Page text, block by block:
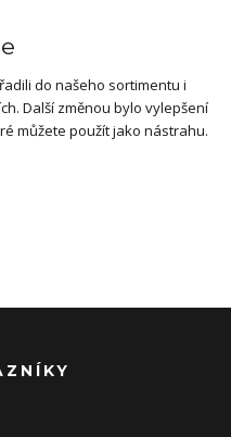
do našeho sortimentu i
Další změnou bylo vylepšení
můžete použít jako nástrahu.